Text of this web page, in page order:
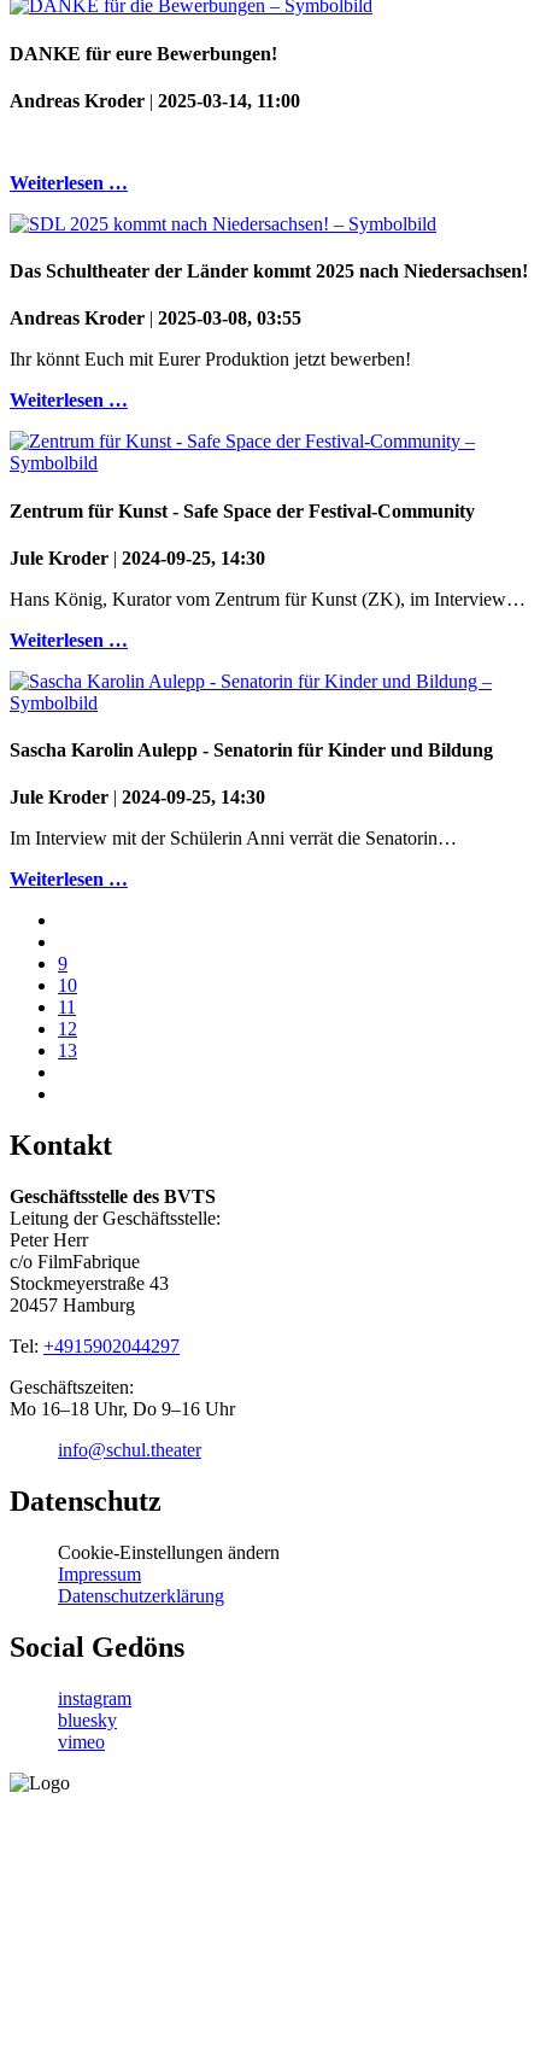
DANKE für eure Bewerbungen!
Andreas Kroder | 2025-03-14, 11:00
Weiterlesen …
Das Schultheater der Länder kommt 2025 nach Niedersachsen!
Andreas Kroder | 2025-03-08, 03:55
Ihr könnt Euch mit Eurer Produktion jetzt bewerben!
Weiterlesen …
Zentrum für Kunst - Safe Space der Festival-Community
Jule Kroder | 2024-09-25, 14:30
Hans König, Kurator vom Zentrum für Kunst (ZK), im Interview…
Weiterlesen …
Sascha Karolin Aulepp - Senatorin für Kinder und Bildung
Jule Kroder | 2024-09-25, 14:30
Im Interview mit der Schülerin Anni verrät die Senatorin…
Weiterlesen …
9
10
11
12
13
Kontakt
Geschäftsstelle des BVTS
Leitung der Geschäftsstelle:
Peter Herr
c/o FilmFabrique
Stockmeyerstraße 43
20457 Hamburg
Tel: +4915902044297
Geschäftszeiten:
Mo 16–18 Uhr, Do 9–16 Uhr
info@schul.theater
Datenschutz
Cookie-Einstellungen ändern
Impressum
Datenschutzerklärung
Social Gedöns
instagram
bluesky
vimeo